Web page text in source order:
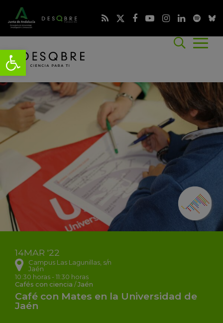
14MAR '22
Campus Las Lagunillas, s/n
Jaén
10:30 horas - 11:30 horas
Cafés con ciencia / Jaén
Café con Mates en la Universidad de
Jaén